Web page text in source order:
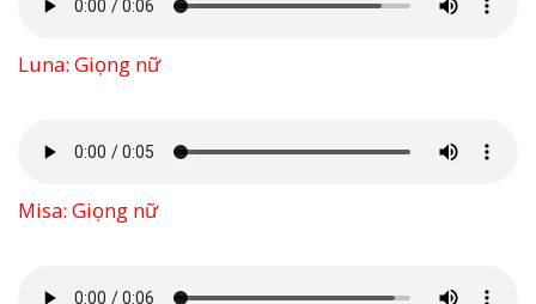
Luna: Giọng nữ
Misa: Giọng nữ